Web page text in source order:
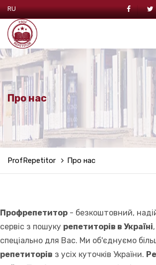
RU
Про нас
ProfRepetitor Про нас
Профрепетитор - безкоштовний,
сервіс з пошуку репетиторів в Україні
спеціально для Вас. Ми об'єднуємо
репетиторів з усіх куточків України.